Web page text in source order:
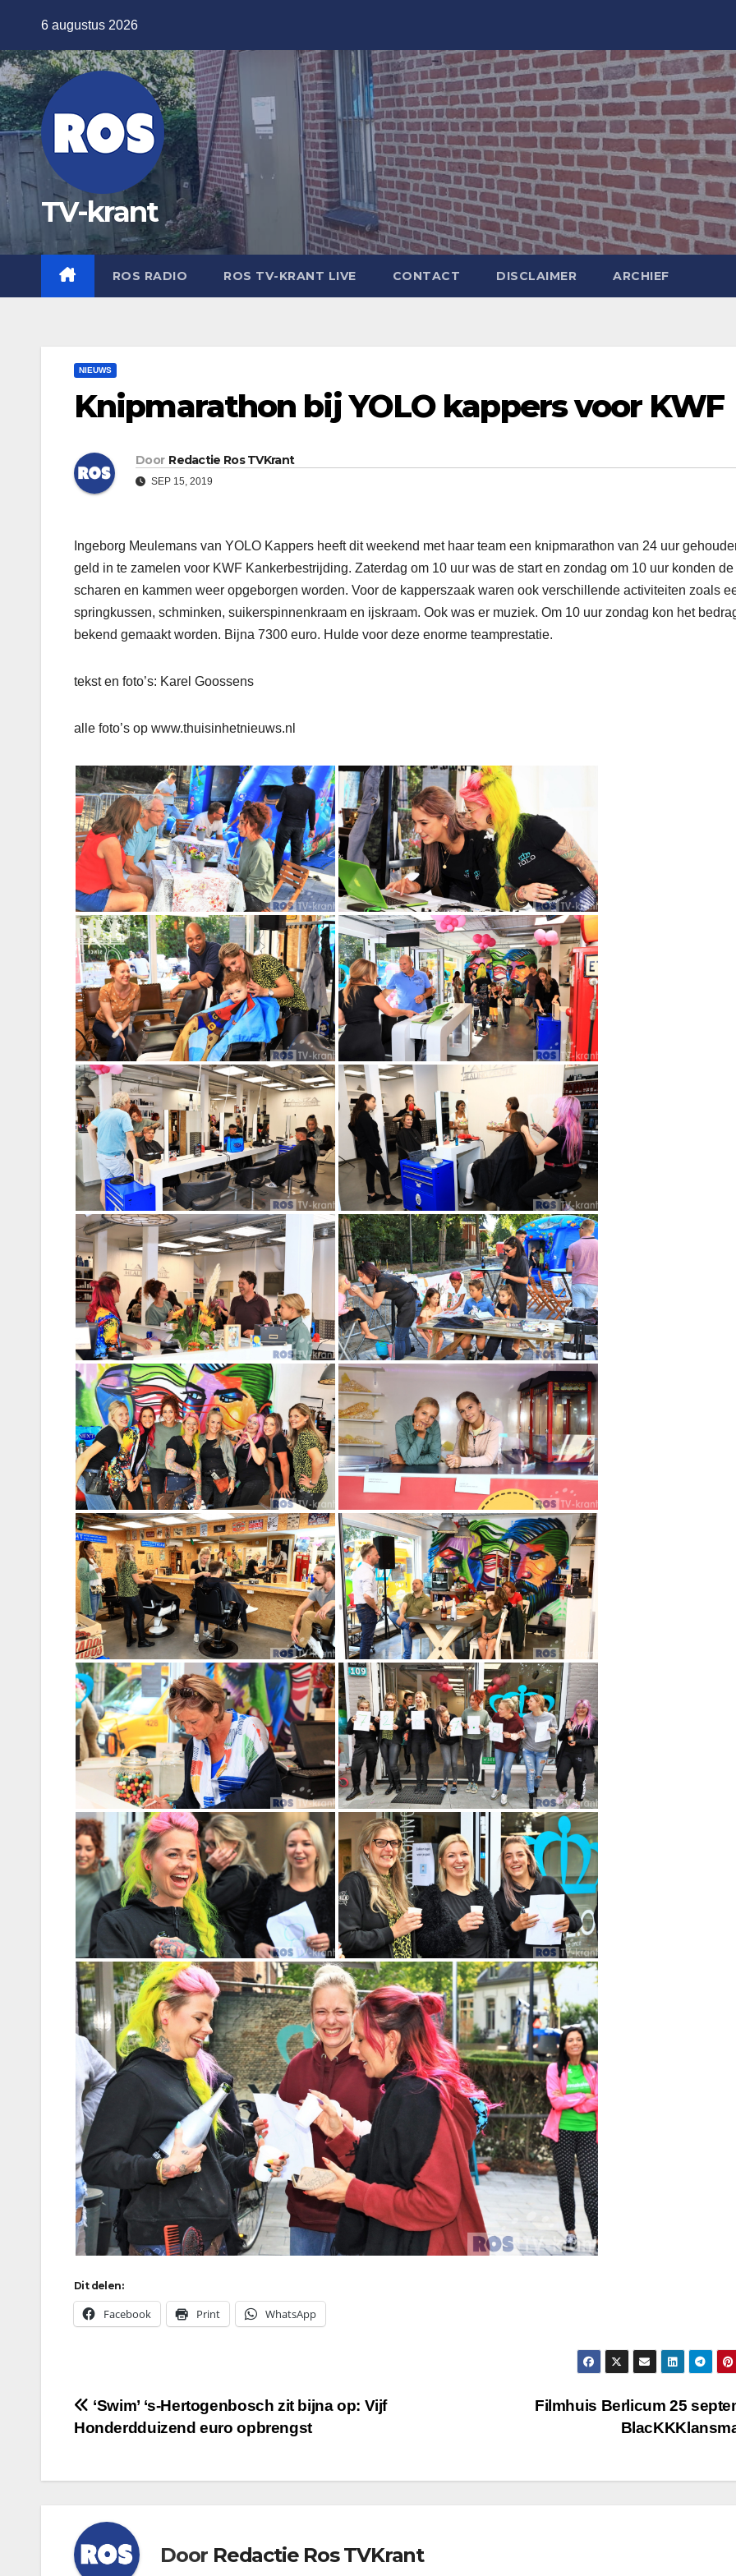
de
inhoud
6 augustus 2026
TV-krant
ROS RADIO ROS TV-KRANT LIVE CONTACT DISCLAIMER ARCHIEF
NIEUWS
Knipmarathon bij YOLO kappers voor KWF
Door Redactie Ros TVKrant
SEP 15, 2019
Ingeborg Meulemans van YOLO Kappers heeft dit weekend met haar team een knipmarathon van 24 uur
geld in te zamelen voor KWF Kankerbestrijding. Zaterdag om 10 uur was de start en zondag om 10 uur konden de
scharen en kammen weer opgeborgen worden. Voor de kapperszaak waren ook verschillende activiteiten zoals
springkussen, schminken, suikerspinnenkraam en ijskraam. Ook was er muziek. Om 10 uur zondag kon het
bekend gemaakt worden. Bijna 7300 euro. Hulde voor deze enorme teamprestatie.
tekst en foto’s: Karel Goossens
alle foto’s op www.thuisinhetnieuws.nl
Dit delen:
Facebook Print WhatsApp
Bericht
Filmhuis Berlicum 25
‘Swim’ ‘s-Hertogenbosch zit bijna op: Vijf
Honderdduizend euro opbrengst
Door Redactie Ros TVKrant